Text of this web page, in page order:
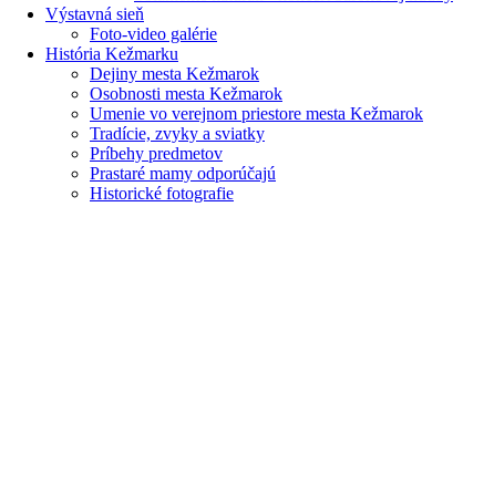
Výstavná sieň
Foto-video galérie
História Kežmarku
Dejiny mesta Kežmarok
Osobnosti mesta Kežmarok
Umenie vo verejnom priestore mesta Kežmarok
Tradície, zvyky a sviatky
Príbehy predmetov
Prastaré mamy odporúčajú
Historické fotografie